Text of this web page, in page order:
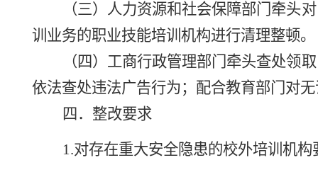
（三）人力资源和社会保障部门牵头
训业务的职业技能培训机构进行清理整顿。
（四）工商行政管理部门牵头查处领
依法查处违法广告行为；配合教育部门对
四．整改要求
1.对存在重大安全隐患的校外培训机